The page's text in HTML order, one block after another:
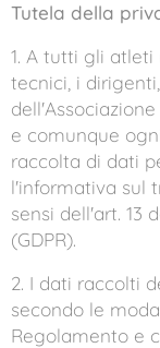
Tutela della
1. A tutti gli
tecnici, i
e comunque
raccolta di dati
l'informativa sul
sensi dell'art. 13
(GDPR).
2. I dati raccolti
secondo le
Regolamento e